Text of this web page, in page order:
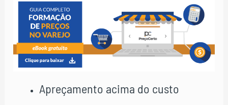
Apreçamento acima do custo